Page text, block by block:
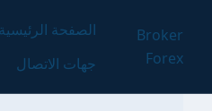
Broker
Forex
الصفحة الرئيسية
جهات الاتصال